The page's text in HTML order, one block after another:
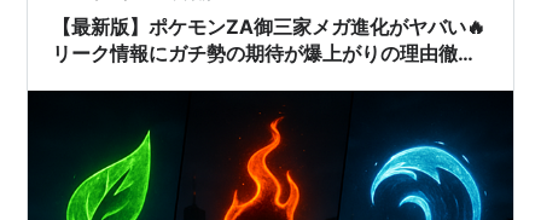
【最新版】ポケモンZA御三家メガ進化がヤバい🔥
リーク情報にガチ勢の期待が爆上がりの理由徹底